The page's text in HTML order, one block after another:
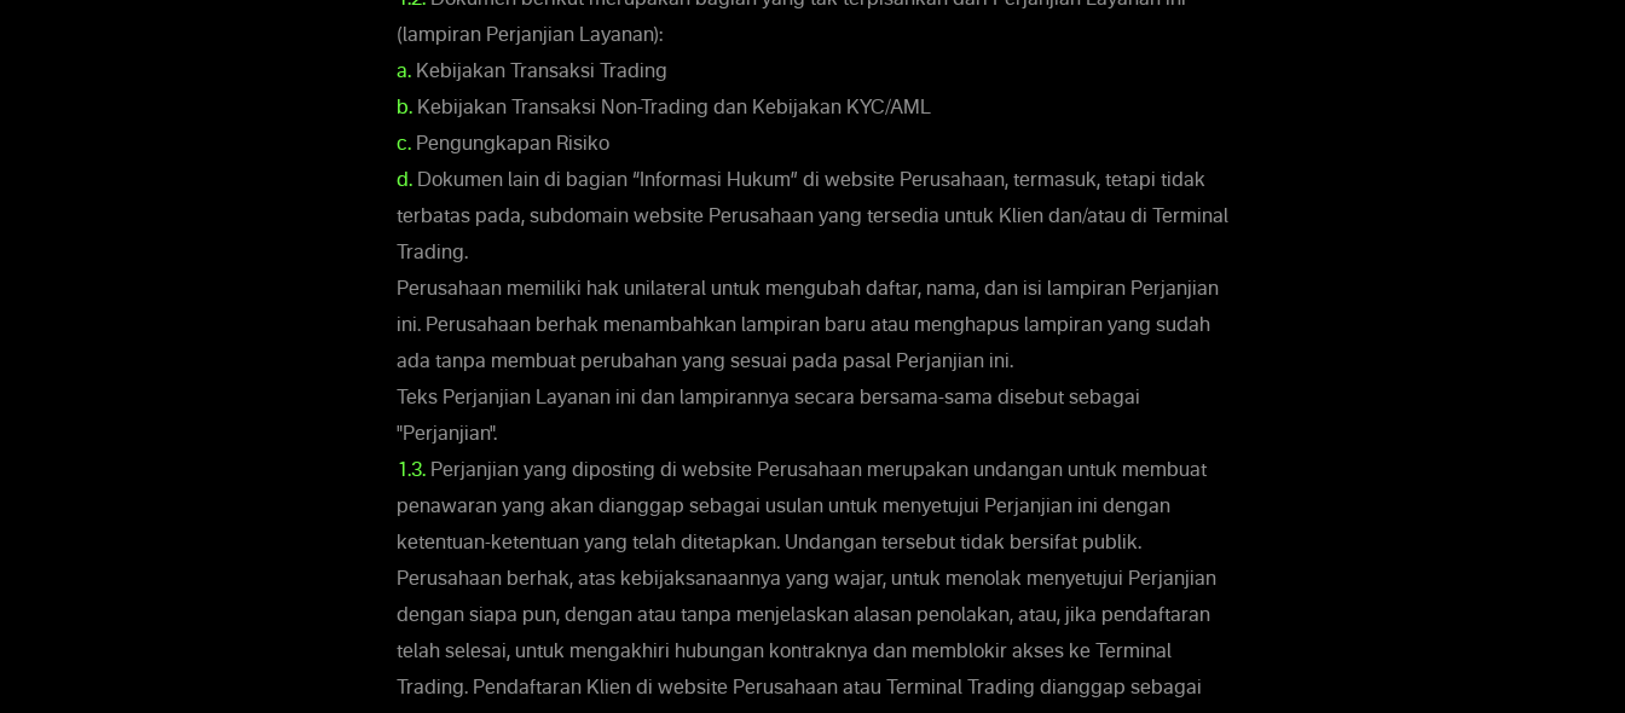
(lampiran Perjanjian Layanan):
a. Kebijakan Transaksi Trading
b. Kebijakan Transaksi Non-Trading dan Kebijakan KYC/AML
c. Pengungkapan Risiko
d. Dokumen lain di bagian “Informasi Hukum” di website Perusahaan, termasuk, tetapi tidak
terbatas pada, subdomain website Perusahaan yang tersedia untuk Klien dan/atau di Terminal
Trading.
Perusahaan memiliki hak unilateral untuk mengubah daftar, nama, dan isi lampiran Perjanjian
ini. Perusahaan berhak menambahkan lampiran baru atau menghapus lampiran yang sudah
ada tanpa membuat perubahan yang sesuai pada pasal Perjanjian ini.
Teks Perjanjian Layanan ini dan lampirannya secara bersama-sama disebut sebagai
"Perjanjian".
1.3. Perjanjian yang diposting di website Perusahaan merupakan undangan untuk membuat
penawaran yang akan dianggap sebagai usulan untuk menyetujui Perjanjian ini dengan
ketentuan-ketentuan yang telah ditetapkan. Undangan tersebut tidak bersifat publik.
Perusahaan berhak, atas kebijaksanaannya yang wajar, untuk menolak menyetujui Perjanjian
dengan siapa pun, dengan atau tanpa menjelaskan alasan penolakan, atau, jika pendaftaran
telah selesai, untuk mengakhiri hubungan kontraknya dan memblokir akses ke Terminal
Trading. Pendaftaran Klien di website Perusahaan atau Terminal Trading dianggap sebagai